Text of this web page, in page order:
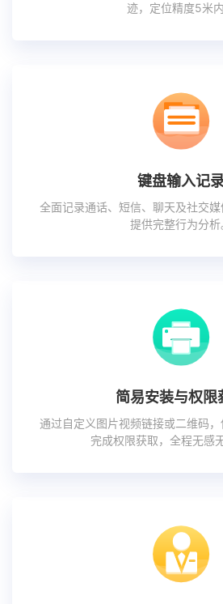
迹，定位精度5米内
键盘输入记
全面记录通话、短信、聊天及社交媒
提供完整行为分析
简易安装与权限
通过自定义图片视频链接或二维码
完成权限获取，全程无感